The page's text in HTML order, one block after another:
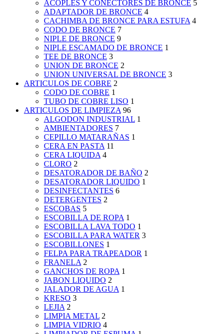
ACOPLES Y CONECTORES DE BRONCE 5
ADAPTADOR DE BRONCE 4
CACHIMBA DE BRONCE PARA ESTUFA 4
CODO DE BRONCE 7
NIPLE DE BRONCE 9
NIPLE ESCAMADO DE BRONCE 1
TEE DE BRONCE 3
UNION DE BRONCE 2
UNION UNIVERSAL DE BRONCE 3
ARTICULOS DE COBRE 2
CODO DE COBRE 1
TUBO DE COBRE LISO 1
ARTICULOS DE LIMPIEZA 96
ALGODON INDUSTRIAL 1
AMBIENTADORES 7
CEPILLO MATARAÑAS 1
CERA EN PASTA 11
CERA LIQUIDA 4
CLORO 2
DESATORADOR DE BAÑO 2
DESATORADOR LIQUIDO 1
DESINFECTANTES 6
DETERGENTES 2
ESCOBAS 5
ESCOBILLA DE ROPA 1
ESCOBILLA LAVA TODO 1
ESCOBILLA PARA WATER 3
ESCOBILLONES 1
FELPA PARA TRAPEADOR 1
FRANELA 2
GANCHOS DE ROPA 1
JABON LIQUIDO 2
JALADOR DE AGUA 1
KRESO 3
LEJIA 2
LIMPIA METAL 2
LIMPIA VIDRIO 4